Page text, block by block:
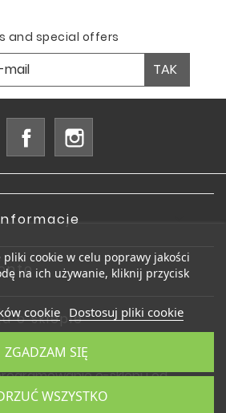
and special offers
Facebook

o sklepie
cookie w celu poprawy jakości
na ich używanie, kliknij przycisk
cookie Dostosuj pliki cookie
WSZYSTKO
ZGADZAM SIĘ
e-sklepu od
PrestaShop™